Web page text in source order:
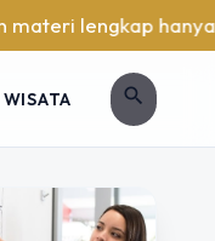
hanya di
WISATA search